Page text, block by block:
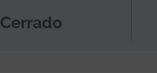
Cerrado